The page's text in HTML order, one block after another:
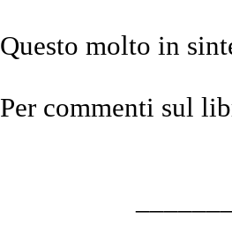
Questo molto in
Per commenti sul